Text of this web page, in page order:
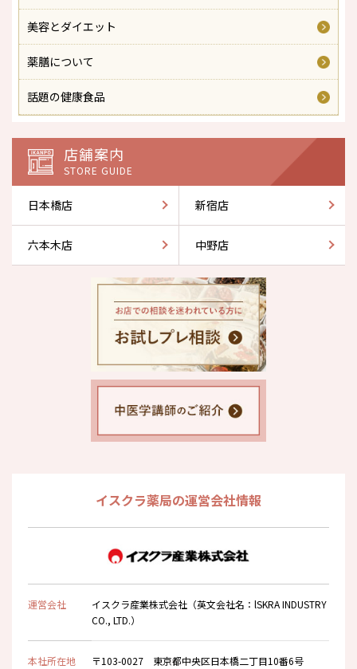
美容とダイエット
薬膳について
話題の健康食品
店舗案内
STORE GUIDE
日本橋店 新宿店
六本木店 中野店
イスクラ薬局の運営会社情報
運営会社
イスクラ産業株式会社（英文会社名：lSKRA INDUSTRY
CO., LTD.）
本社所在地 〒103-0027 東京都中央区日本橋二丁目10番6号